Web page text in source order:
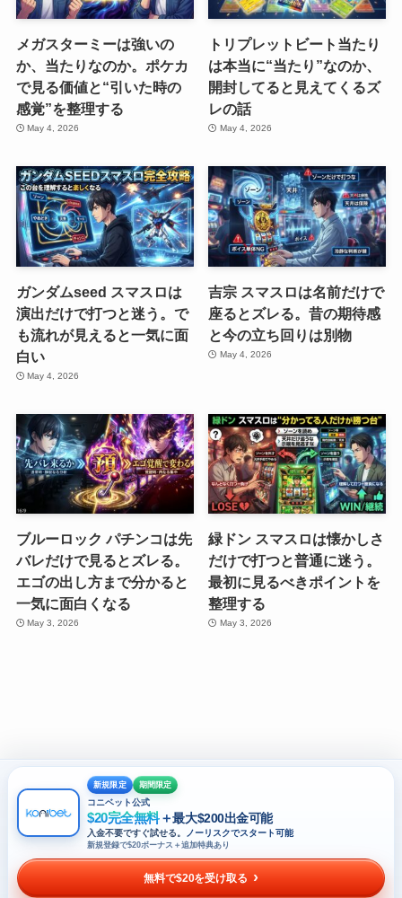
メガスターミーは強いの
か、当たりなのか。ポケカ
で見る価値と“引いた時の
感覚”を整理する
May 4, 2026
トリプレットビート当たり
は本当に“当たり”なのか、
開封してると見えてくるズ
レの話
May 4, 2026
ガンダムseed スマスロは
演出だけで打つと迷う。で
も流れが見えると一気に面
白い
May 4, 2026
吉宗 スマスロは名前だけで
座るとズレる。昔の期待感
と今の立ち回りは別物
May 4, 2026
ブルーロック パチンコは先
バレだけで見るとズレる。
エゴの出し方まで分かると
一気に面白くなる
May 3, 2026
緑ドン スマスロは懐かしさ
だけで打つと普通に迷う。
最初に見るべきポイントを
整理する
May 3, 2026
新規限定 期間限定
コニベット公式
$20完全無料＋最大$200出金可能
入金不要ですぐ試せる。 ノーリスクでスタート可能
新規登録で$20ボーナス＋追加特典あり
無料で$20を受け取る
©【2026年最新】オンラインカジノ入金不要ボーナスおすすめ比較｜無料で
始める厳選ランキング.